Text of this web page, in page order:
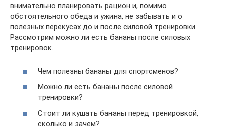
внимательно планировать рацион и, помимо
обстоятельного обеда и ужина, не забывать и о
полезных перекусах до и после силовой тренировки.
Рассмотрим можно ли есть бананы после силовых
тренировок.
Чем полезны бананы для спортсменов?
Можно ли есть бананы после силовой
тренировки?
Стоит ли кушать бананы перед тренировкой,
сколько и зачем?